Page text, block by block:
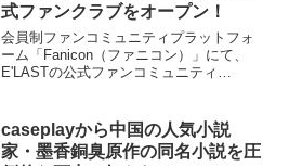
式ファンクラブをオープン！
会員制ファンコミュニティプラットフォ
ーム「Fanicon（ファニコン）」にて、
E'LASTの公式ファンコミュニティ
「Fanicon」は、タレント、ア...
caseplayから中国の人気小説
家・墨香銅臭原作の同名小説を圧